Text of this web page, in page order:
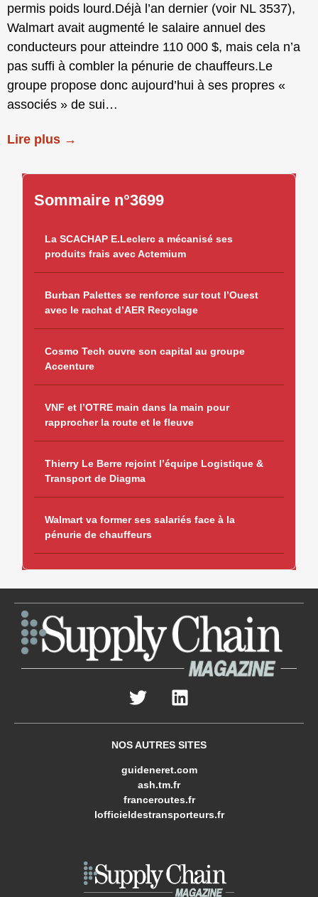
Sommaire n°3699
La SCACHAP E.Leclerc a mécanisé ses
produits frais avec Actemium
Burban Palettes se renforce sur tout l’Ouest
avec le rachat d’AER Recyclage
Cosmo Tech ouvre son capital au groupe
Accenture
VNF et l’OTRE main dans la main pour
rapprocher la route et le fleuve
Thierry Le Berre rejoint l’équipe Logistique &
Transport de Diagma
Walmart va former ses salariés face à la
pénurie de chauffeurs
permis poids lourd.Déjà l’an dernier (voir NL 3537),
Walmart avait augmenté le salaire annuel des
conducteurs pour atteindre 110 000 $, mais cela n’a
pas suffi à combler la pénurie de chauffeurs.Le
groupe propose donc aujourd’hui à ses propres «
associés » de sui…
Lire plus →
NOS AUTRES SITES
guideneret.com
ash.tm.fr
franceroutes.fr
lofficieldestransporteurs.fr